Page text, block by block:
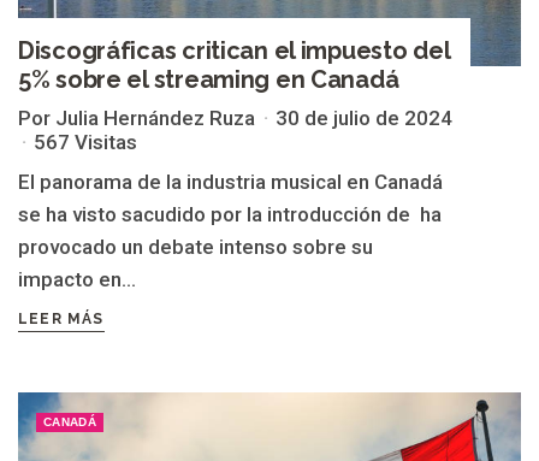
Discográficas critican el impuesto del
5% sobre el streaming en Canadá
Por Julia Hernández Ruza
30 de julio de 2024
567 Visitas
El panorama de la industria musical en Canadá
se ha visto sacudido por la introducción de ha
provocado un debate intenso sobre su
impacto en...
LEER MÁS
CANADÁ